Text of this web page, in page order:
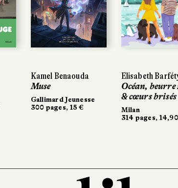
Kamel Benaouda
Muse
Gallimard Jeunesse
300 pages, 15 €
Elisabeth
Océan, beurre
& cœurs brisés
Milan
314 pages,
Kamel Benaouda
Muse
Gallimard Jeunesse
300 pages, 15 €
Elisabeth
Océan, beurre
& cœurs brisés
Milan
314 pages,